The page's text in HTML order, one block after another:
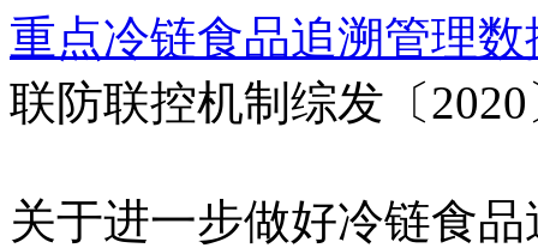
重点冷链食品追溯管理
联防联控机制综发〔2020
关于进一步做好冷链食